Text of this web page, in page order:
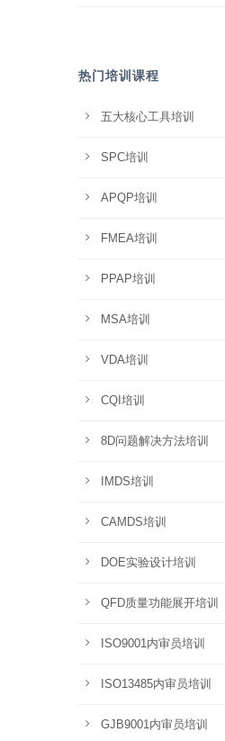
热门培训课程
五大核心工具培训
SPC培训
APQP培训
FMEA培训
PPAP培训
MSA培训
VDA培训
CQI培训
8D问题解决方法培训
IMDS培训
CAMDS培训
DOE实验设计培训
QFD质量功能展开培训
ISO9001内审员培训
ISO13485内审员培训
GJB9001内审员培训